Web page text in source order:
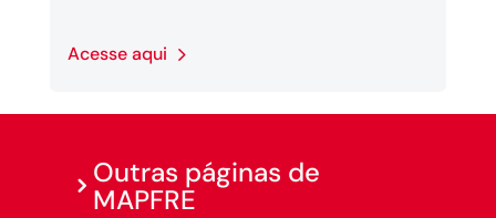
Acesse aqui
Outras páginas de
MAPFRE